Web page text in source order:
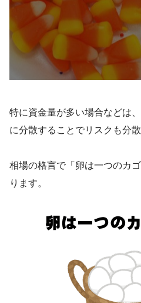
特に資金量が多い場合などは
に分散することでリスクも分散
相場の格言で「卵は一つのカ
ります。